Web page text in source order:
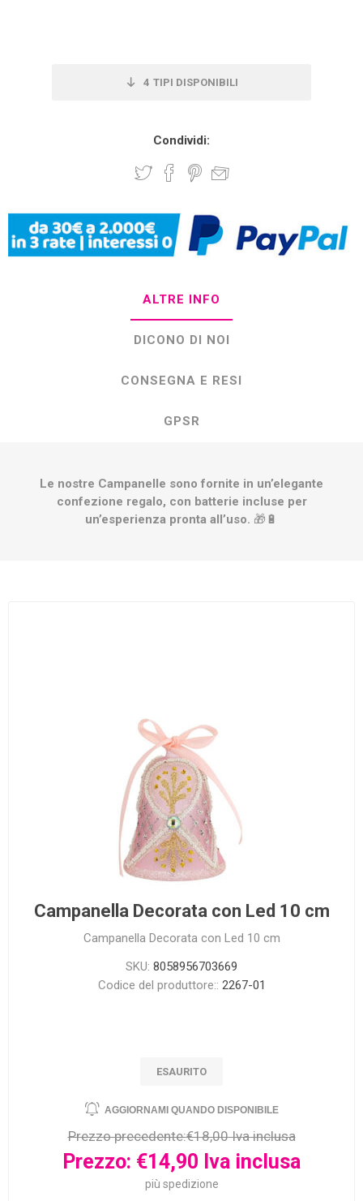
4 TIPI DISPONIBILI
Condividi:
ALTRE INFO
DICONO DI NOI
CONSEGNA E RESI
GPSR
Le nostre Campanelle sono fornite in un’elegante
confezione regalo, con batterie incluse per
un’esperienza pronta all’uso. 🎁🔋
Campanella Decorata con Led 10 cm
Campanella Decorata con Led 10 cm
SKU: 8058956703669
Codice del produttore:: 2267-01
ESAURITO
Prezzo precedente:€18,00 Iva inclusa
Prezzo: €14,90 Iva inclusa
più spedizione